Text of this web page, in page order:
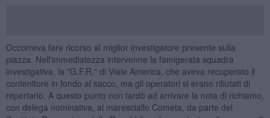
Occorreva fare ricorso al miglior investigatore presente sulla
piazza. Nell'immediatezza intervenne la famigerata squadra
investigativa, la "G.F.R." di Viale America, che aveva recuperato il
contenitore in fondo al sacco, ma gli operatori si erano rifiutati di
repertarlo. A questo punto non tardò ad arrivare la nota di richiamo,
con delega nominativa, al maresciallo Cometa, da parte del